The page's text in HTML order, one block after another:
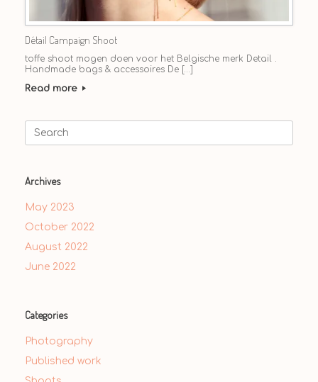
Détail Campaign Shoot
toffe shoot mogen doen voor het Belgische merk Detail .
Handmade bags & accessoires De […]
Read more
Search
for:
Archives
May 2023
October 2022
August 2022
June 2022
Categories
Photography
Published work